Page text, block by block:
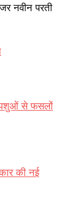
नवीन परती
से फसलों
की नई